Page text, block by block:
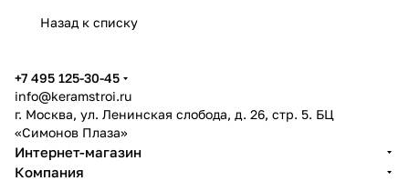
Назад к списку
+7 495 125-30-45
info@keramstroi.ru
г. Москва, ул. Ленинская слобода, д. 26, стр. 5. БЦ
«Симонов Плаза»
Интернет-магазин
Компания